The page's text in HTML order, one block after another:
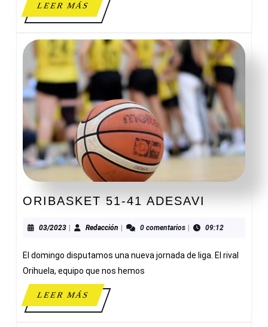
LEER MÁSLEER
MÁS
ORIBASKET 51-41 ADESAVI
41
03/202303/2023
| Redacción Redacción
| 0 comentarios | 09:12
El domingo disputamos una nueva jornada de liga. El rival
Orihuela, equipo que nos hemos
LEER MÁSLEER
MÁS